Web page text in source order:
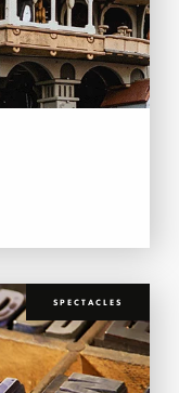
SPECTACLES